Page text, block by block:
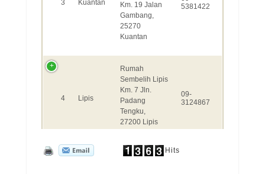
Hits